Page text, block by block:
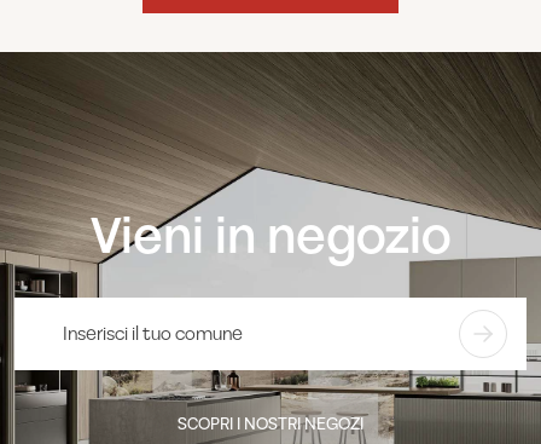
Vieni in negozio
SCOPRI I NOSTRI NEGOZI